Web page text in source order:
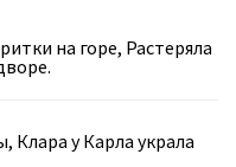
на горе, Растеряла
Клара у Карла украла